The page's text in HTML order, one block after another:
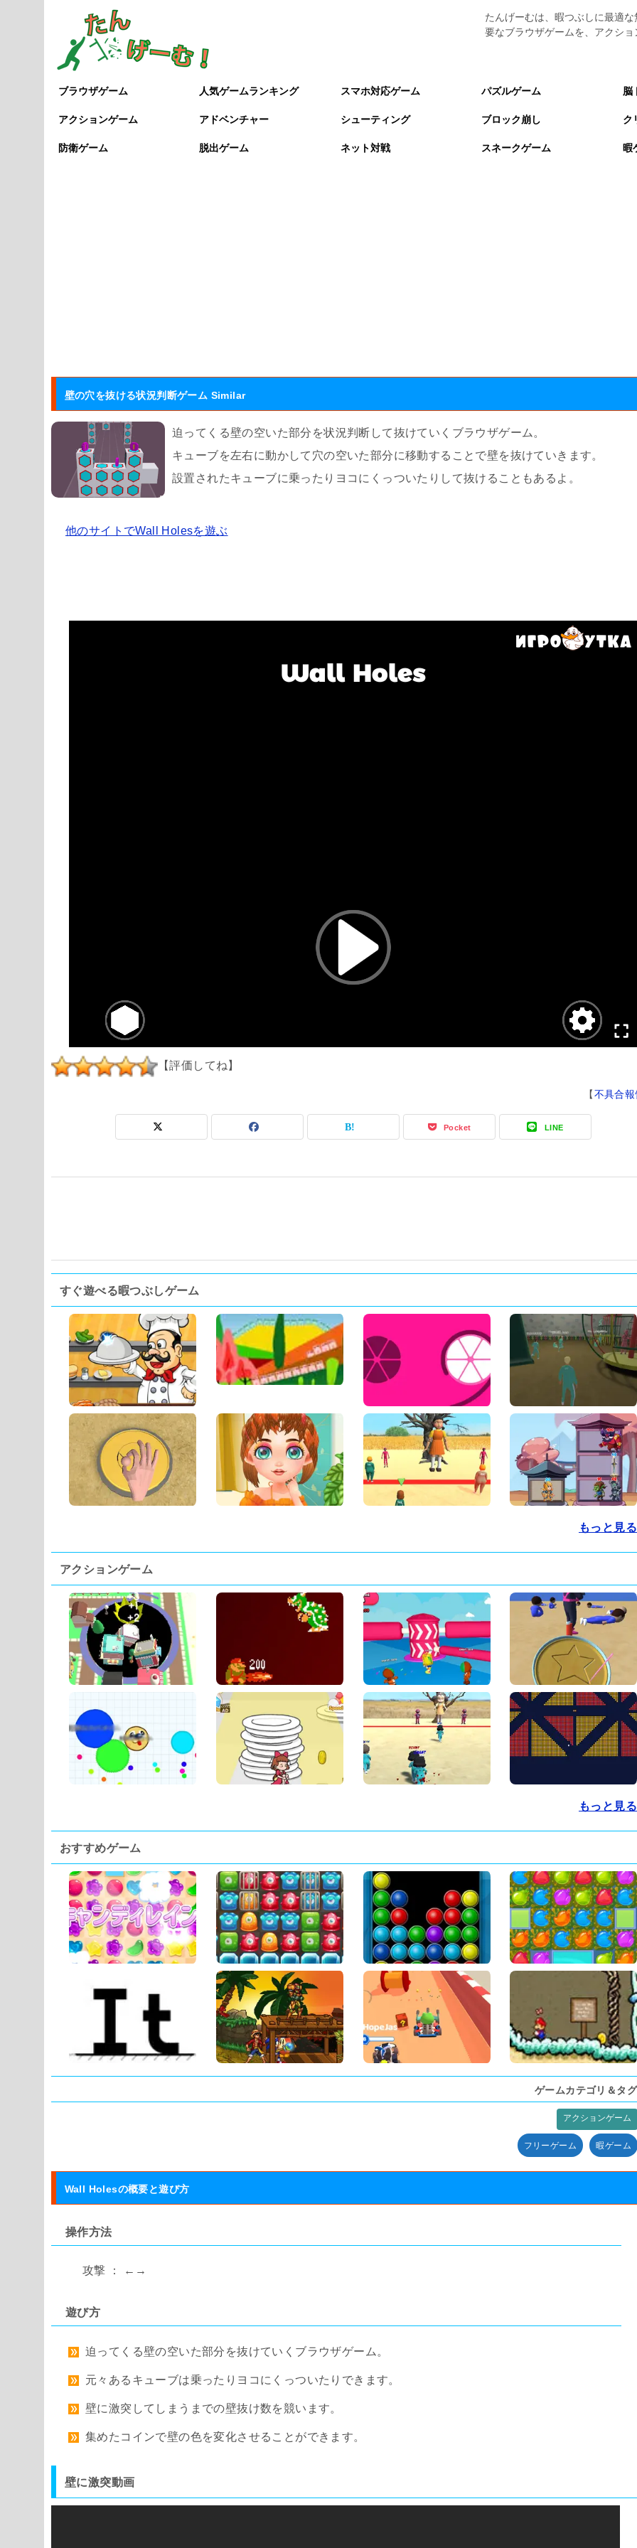
たんげーむは、暇つぶしに最適
要なブラウザゲームを、アクシ
ブラウザゲーム 人気ゲームランキング スマホ対応ゲーム パズルゲーム 脳
アクションゲーム アドベンチャー シューティング ブロック崩し ク
防衛ゲーム 脱出ゲーム ネット対戦 スネークゲーム 暇
壁の穴を抜ける状況判断ゲーム Similar
迫ってくる壁の空いた部分を状況判断して抜けていくブラウザゲーム。
キューブを左右に動かして穴の空いた部分に移動することで壁を抜けていきます。
設置されたキューブに乗ったりヨコにくっついたりして抜けることもあるよ。
他のサイトでWall Holesを遊ぶ
【評価してね】
【不具合報
Pocket LINE
すぐ遊べる暇つぶしゲーム
もっと見る
アクションゲーム
もっと見る
おすすめゲーム
ゲームカテゴリ＆タグ
アクションゲーム
フリーゲーム 暇ゲーム
Wall Holesの概要と遊び方
操作方法
攻撃 ： ←→
遊び方
迫ってくる壁の空いた部分を抜けていくブラウザゲーム。
元々あるキューブは乗ったりヨコにくっついたりできます。
壁に激突してしまうまでの壁抜け数を競います。
集めたコインで壁の色を変化させることができます。
壁に激突動画